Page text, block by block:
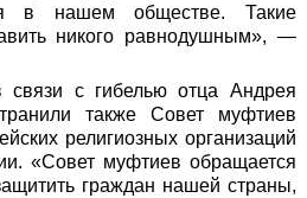
в нашем обществе. Такие
никого равнодушным», —
связи с гибелью отца Андрея
также Совет муфтиев
религиозных организаций
«Совет муфтиев обращается
граждан нашей страны,